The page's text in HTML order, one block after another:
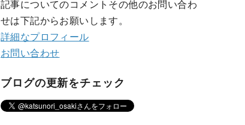
記事についてのコメントその他のお問い合わ
せは下記からお願いします。
詳細なプロフィール
お問い合わせ
ブログの更新をチェック